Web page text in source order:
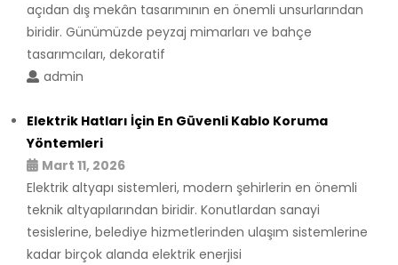
açıdan dış mekân tasarımının en önemli unsurlarından
biridir. Günümüzde peyzaj mimarları ve bahçe
tasarımcıları, dekoratif
admin
Elektrik Hatları İçin En Güvenli Kablo Koruma
Yöntemleri
Mart 11, 2026
Elektrik altyapı sistemleri, modern şehirlerin en önemli
teknik altyapılarından biridir. Konutlardan sanayi
tesislerine, belediye hizmetlerinden ulaşım sistemlerine
kadar birçok alanda elektrik enerjisi